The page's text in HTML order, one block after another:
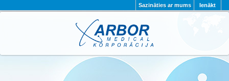
Ienākt
Sazināties ar mums
PAR MUMS PROJEKTI
KONTAKTI